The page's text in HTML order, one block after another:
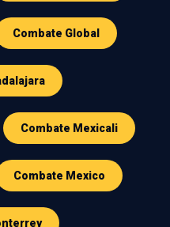
Combate Global
Combate Mexicali
Combate Mexico